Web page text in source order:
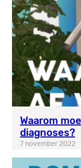
Waarom
diagnoses?
7 november 2022